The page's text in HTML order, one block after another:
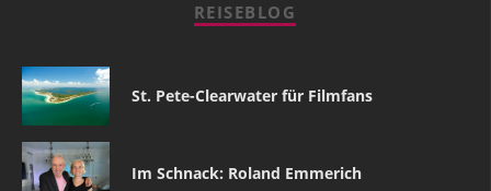
REISEBLOG
St. Pete-Clearwater für Filmfans
Im Schnack: Roland Emmerich